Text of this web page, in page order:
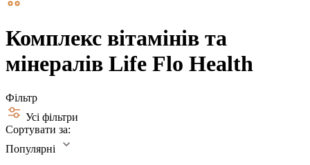
Комплекс вітамінів та
мінералів Life Flo Health
Фільтр
Усі фільтри
Сортувати за:
Популярні